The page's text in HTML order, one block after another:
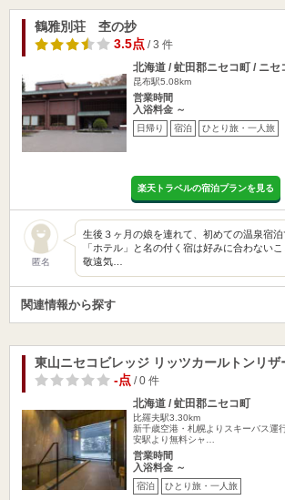
鶴雅別荘 杢の抄
3.5点/ 3 件
北海道 / 虻田郡ニセコ町 / ニセ
昆布駅5.08km
営業時間
入浴料金 ～
日帰り 宿泊 ひとり旅・一人旅
楽天トラベルの宿泊プランを見る
匿名
生後３ヶ月の娘を連れて、初めての温泉宿泊
「ホテル」と名の付く宿は好みに合わない
敬遠気…
関連情報から探す
東山ニセコビレッジ リッツカールトンリザ
-点/ 0 件
北海道 / 虻田郡ニセコ町
比羅夫駅3.30km
新千歳空港・札幌よりスキーバス運
安駅より無料シャ…
営業時間
入浴料金 ～
宿泊 ひとり旅・一人旅